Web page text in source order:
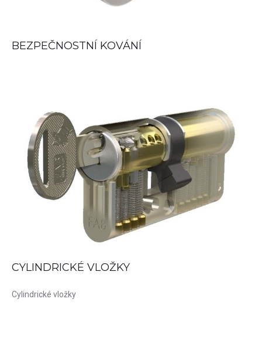
BEZPEČNOSTNÍ KOVÁNÍ
READ MORE
CYLINDRICKÉ VLOŽKY
Cylindrické vložky